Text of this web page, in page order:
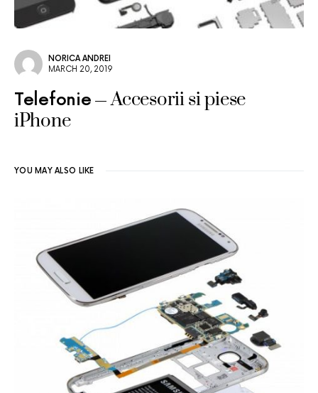
NORICA ANDREI
MARCH 20, 2019
Telefonie
Accesorii si piese
iPhone
YOU MAY ALSO LIKE